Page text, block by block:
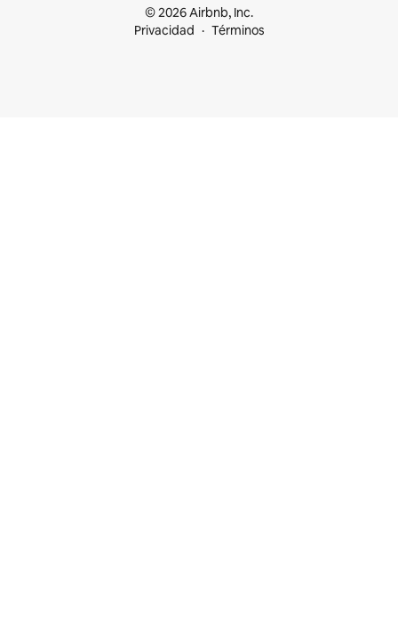
© 2026 Airbnb, Inc.
Privacidad
Términos